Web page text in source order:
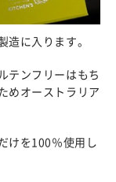
に入ります。
テンフリーはもち
めオーストラリア
けを100％使用し